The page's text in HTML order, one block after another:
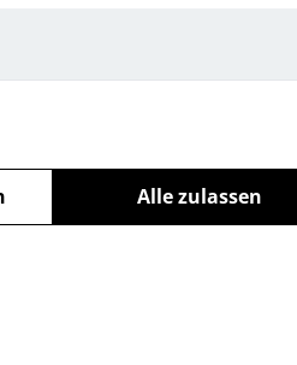
Alle zulassen